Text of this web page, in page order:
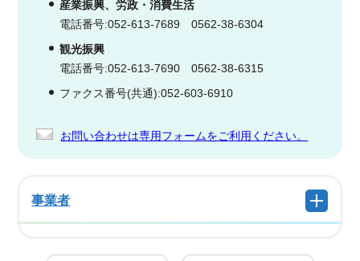
産業振興、労政・消費生活
電話番号:052-613-7689 0562-38-6304
観光振興
電話番号:052-613-7690 0562-38-6315
ファクス番号(共通):052-603-6910
お問い合わせは専用フォームをご利用ください。
事業者